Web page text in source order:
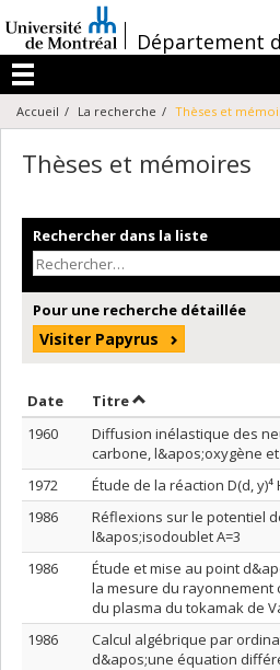
au
contenu
/Département
Menu
Accueil La recherche Thèses et
Thèses et mémoires
Rechercher dans la liste
Pour une recherche détaillée
Visiter Papyrus
Date Trier par date en ordre
TitreTrier par titre en
1960
Diffusion inélastique des
carbone, l&apos;oxygène
1972
Étude de la réaction D(d, y)⁴
1986
Réflexions sur le potentiel
l&apos;isodoublet A=3
1986
Étude et mise au point
la mesure du rayonnement
du plasma du tokamak de
1986
Calcul algébrique par
d&apos;une équation